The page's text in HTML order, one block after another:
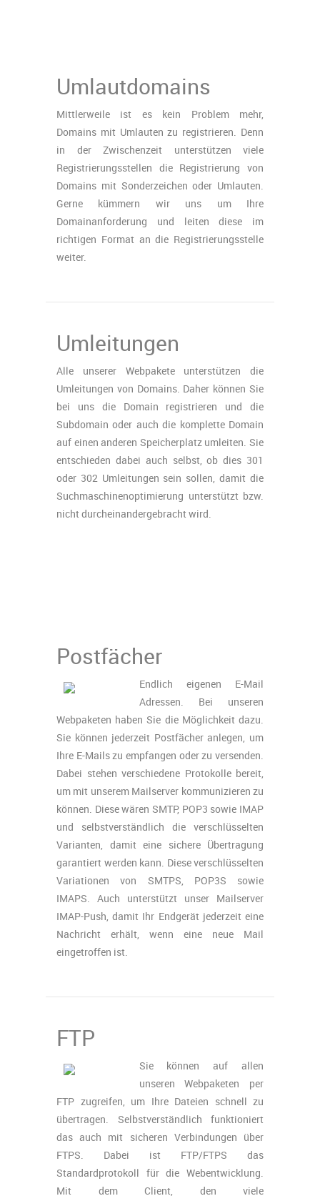
Umlautdomains
Mittlerweile ist es kein Problem mehr,
Domains mit Umlauten zu registrieren. Denn
in der Zwischenzeit unterstützen viele
Registrierungsstellen die Registrierung von
Domains mit Sonderzeichen oder Umlauten.
Gerne kümmern wir uns um Ihre
Domainanforderung und leiten diese im
richtigen Format an die Registrierungsstelle
weiter.
Umleitungen
Alle unserer Webpakete unterstützen die
Umleitungen von Domains. Daher können Sie
bei uns die Domain registrieren und die
Subdomain oder auch die komplette Domain
auf einen anderen Speicherplatz umleiten. Sie
entschieden dabei auch selbst, ob dies 301
oder 302 Umleitungen sein sollen, damit die
Suchmaschinenoptimierung unterstützt bzw.
nicht durcheinandergebracht wird.
Postfächer
Endlich eigenen E-Mail
Adressen. Bei unseren
Webpaketen haben Sie die Möglichkeit dazu.
Sie können jederzeit Postfächer anlegen, um
Ihre E-Mails zu empfangen oder zu versenden.
Dabei stehen verschiedene Protokolle bereit,
um mit unserem Mailserver kommunizieren zu
können. Diese wären SMTP, POP3 sowie IMAP
und selbstverständlich die verschlüsselten
Varianten, damit eine sichere Übertragung
garantiert werden kann. Diese verschlüsselten
Variationen von SMTPS, POP3S sowie
IMAPS. Auch unterstützt unser Mailserver
IMAP-Push, damit Ihr Endgerät jederzeit eine
Nachricht erhält, wenn eine neue Mail
eingetroffen ist.
FTP
Sie können auf allen
unseren Webpaketen per
FTP zugreifen, um Ihre Dateien schnell zu
übertragen. Selbstverständlich funktioniert
das auch mit sicheren Verbindungen über
FTPS. Dabei ist FTP/FTPS das
Standardprotokoll für die Webentwicklung.
Mit dem Client, den viele